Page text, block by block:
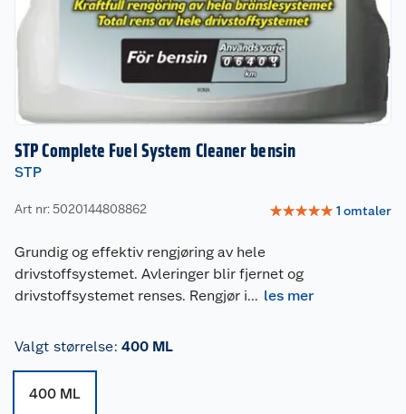
STP Complete Fuel System Cleaner bensin
STP
Art nr: 5020144808862 ☆☆☆☆☆ 1 omtaler
Grundig og effektiv rengjøring av hele
drivstoffsystemet. Avleringer blir fjernet og
drivstoffsystemet renses. Rengjør i... les mer
Valgt størrelse: 400 ML
400 ML